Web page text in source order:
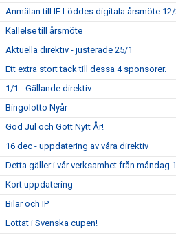
Anmälan till IF Löddes digitala årsmöte
Kallelse till årsmöte
Aktuella direktiv - justerade 25/1
Ett extra stort tack till dessa 4 sponsorer.
1/1 - Gällande direktiv
Bingolotto Nyår
God Jul och Gott Nytt År!
16 dec - uppdatering av våra direktiv
Detta gäller i vår verksamhet från måndag
Kort uppdatering
Bilar och IP
Lottat i Svenska cupen!